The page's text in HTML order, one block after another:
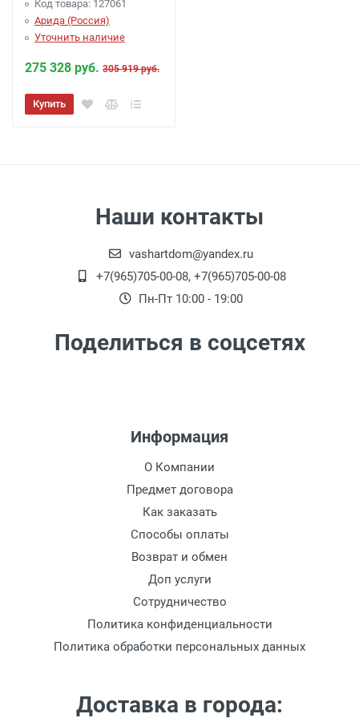
Код товара: 127061
Арида (Россия)
Уточнить наличие
275 328 руб. 305 919 руб.
Купить
Наши контакты
vashartdom@yandex.ru
+7(965)705-00-08, +7(965)705-00-08
Пн-Пт 10:00 - 19:00
Поделиться в соцсетях
Информация
О Компании
Предмет договора
Как заказать
Способы оплаты
Возврат и обмен
Доп услуги
Сотрудничество
Политика конфиденциальности
Политика обработки персональных данных
Доставка в города: